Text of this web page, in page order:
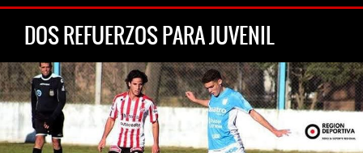
DOS REFUERZOS PARA JUVENIL